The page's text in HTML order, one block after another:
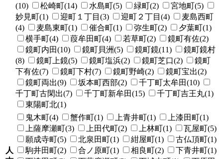
(10)
松崎町(14) 水島町(5) 緑町(2)
宮地町(5)
妙見町(1)
迎町１丁目(3) 迎町２丁目(4)
麦島西町
(4)
麦島東町(1) 催合町(1) 弥生町(2)
夕葉町(1)
横手町(4)
葭牟田町(4) 若草町(2)
鏡町有佐(2)
鏡町内田(10)
鏡町貝洲(5) 鏡町鏡(11)
鏡町鏡村
(8)
鏡町上鏡(5) 鏡町塩浜(2) 鏡町芝口(2)
鏡町
下有佐(7)
鏡町下村(7) 鏡町野崎(2)
鏡町宝出(2)
鏡町両出(9)
坂本町西部(2)
千丁町太牟田(10)
千丁町古閑出(7)
千丁町新牟田(15)
千丁町吉王丸(1)
東陽町北(1)
人
鬼木町(4) 蟹作町(1) 上青井町(1)
上漆田町(1)
上薩摩瀬町(3)
上田代町(2) 上林町(1)
瓦屋町(5)
願成寺町(5)
北泉田町(1) 紺屋町(1)
古仏頂町(1)
駒井田町(2)
合ノ原町(1) 相良町(2)
下青井町(1)